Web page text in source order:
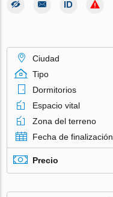
Ciudad
Tipo
Dormitorios
Espacio vital
Zona del terreno
Fecha de finalización
Precio